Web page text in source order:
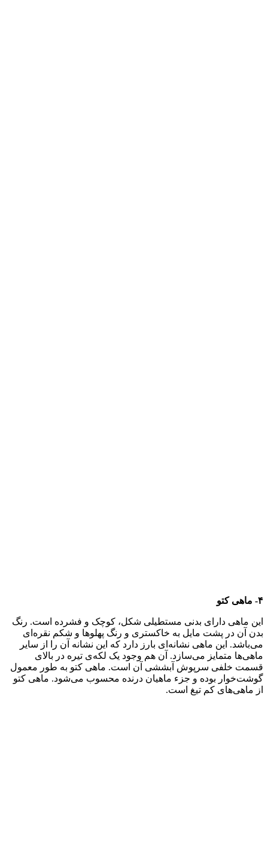
۴- ماهی کتو
این ماهی دارای بدنی مستطیلی شکل، کوچک و فشرده است. رنگ
بدن آن در پشت مایل به خاکستری و رنگ پهلوها و شکم نقره‌ای
می‌باشد. این ماهی نشانه‌ای بارز دارد که این نشانه آن را از سایر
ماهی‌ها متمایز می‌سازد. آن هم وجود یک لکه‌ی تیره در بالای
قسمت خلفی سرپوش آبششی آن است. ماهی کتو به طور معمول
گوشت‌خوار بوده و جزء ماهیان درنده محسوب می‌شود. ماهی کتو
از ماهی‌های کم تیغ است.